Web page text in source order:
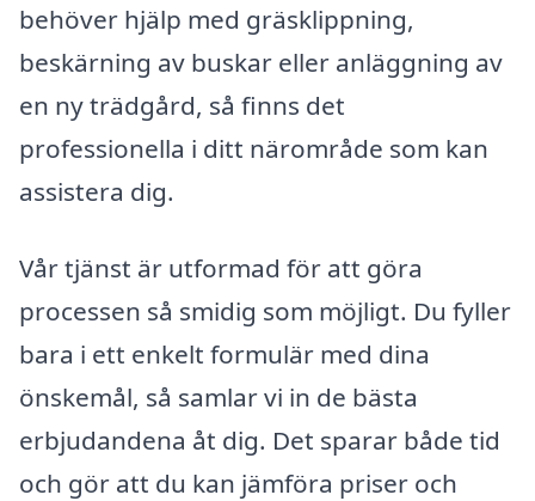
behöver hjälp med gräsklippning,
beskärning av buskar eller anläggning av
en ny trädgård, så finns det
professionella i ditt närområde som kan
assistera dig.
Vår tjänst är utformad för att göra
processen så smidig som möjligt. Du fyller
bara i ett enkelt formulär med dina
önskemål, så samlar vi in de bästa
erbjudandena åt dig. Det sparar både tid
och gör att du kan jämföra priser och